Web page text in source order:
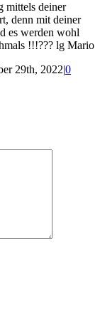
mittels deiner
denn mit deiner
es werden wohl
!!!??? lg Mario
29th, 2022|0